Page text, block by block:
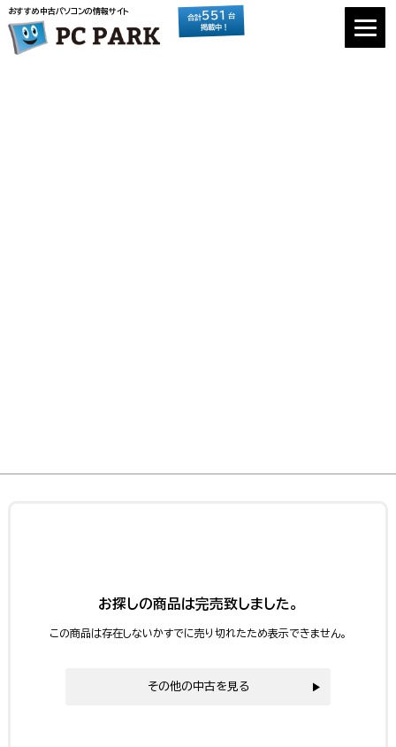
おすすめ中古パソコンの情報サイト
合計551 台
掲載中！
お探しの商品は完売致しました。
この商品は存在しないかすでに売り切れたため表示できません。
その他の中古を見る